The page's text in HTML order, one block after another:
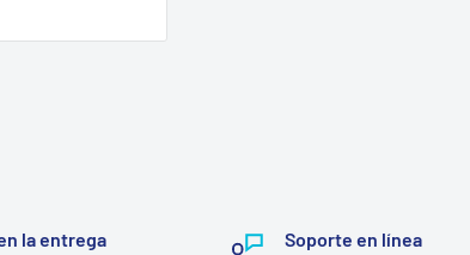
la entrega
Soporte en línea